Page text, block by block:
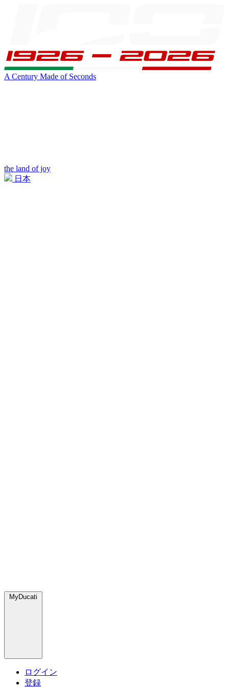
A Century Made of Seconds
the land of joy
日本
MyDucati
ログイン
登録